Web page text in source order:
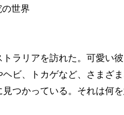
世界
ラリアを訪れた。可愛い
ビ、トカゲなど、さまざ
つかっている。それは何